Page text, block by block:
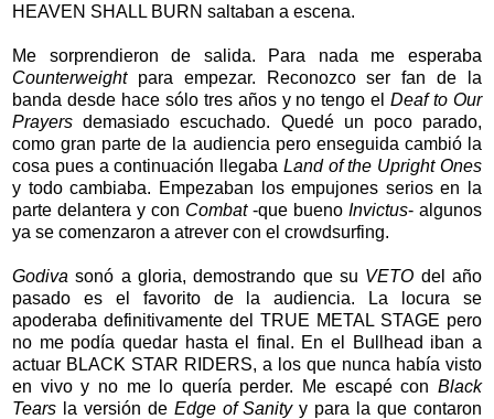
HEAVEN SHALL BURN saltaban a escena.
Me sorprendieron de salida. Para nada me esperaba
Counterweightpara empezar. Reconozco ser fan de la
banda desde hace sólo tres años y no tengo elDeaf to Our
Prayers demasiado escuchado. Quedé un poco parado,
como gran parte de la audiencia pero enseguida cambió la
cosa pues a continuación llegaba Land of the Upright Ones
y todo cambiaba. Empezaban los empujones serios en la
parte delantera y con Combat-que bueno Invictus- algunos
ya se comenzaron a atrever con el crowdsurfing.
Godiva sonó a gloria, demostrando que su VETO del año
pasado es el favorito de la audiencia. La locura se
apoderaba definitivamente del TRUE METAL STAGE pero
no me podía quedar hasta el final. En el Bullhead iban a
actuar BLACK STAR RIDERS, a los que nunca había visto
en vivo y no me lo quería perder. Me escapé con Black
Tears la versión de Edge of Sanityy para la que contaron